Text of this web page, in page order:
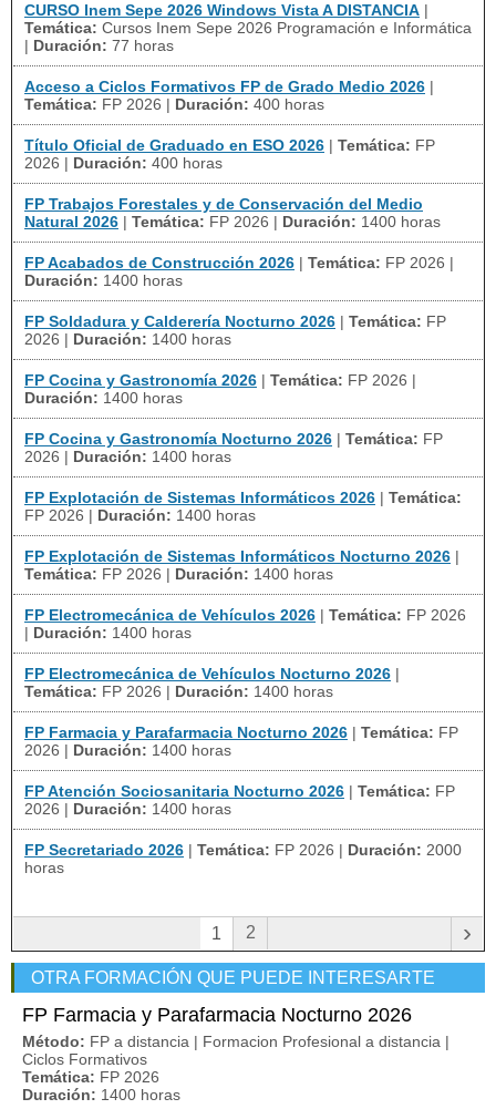
CURSO Inem Sepe 2026 Windows Vista A DISTANCIA |
Temática: Cursos Inem Sepe 2026 Programación e Informática
| Duración: 77 horas
Acceso a Ciclos Formativos FP de Grado Medio 2026 |
Temática: FP 2026 | Duración: 400 horas
Título Oficial de Graduado en ESO 2026 | Temática: FP
2026 | Duración: 400 horas
FP Trabajos Forestales y de Conservación del Medio
Natural 2026 | Temática: FP 2026 | Duración: 1400 horas
FP Acabados de Construcción 2026 | Temática: FP 2026 |
Duración: 1400 horas
FP Soldadura y Calderería Nocturno 2026 | Temática: FP
2026 | Duración: 1400 horas
FP Cocina y Gastronomía 2026 | Temática: FP 2026 |
Duración: 1400 horas
FP Cocina y Gastronomía Nocturno 2026 | Temática: FP
2026 | Duración: 1400 horas
FP Explotación de Sistemas Informáticos 2026 | Temática:
FP 2026 | Duración: 1400 horas
FP Explotación de Sistemas Informáticos Nocturno 2026 |
Temática: FP 2026 | Duración: 1400 horas
FP Electromecánica de Vehículos 2026 | Temática: FP 2026
| Duración: 1400 horas
FP Electromecánica de Vehículos Nocturno 2026 |
Temática: FP 2026 | Duración: 1400 horas
FP Farmacia y Parafarmacia Nocturno 2026 | Temática: FP
2026 | Duración: 1400 horas
FP Atención Sociosanitaria Nocturno 2026 | Temática: FP
2026 | Duración: 1400 horas
FP Secretariado 2026 | Temática: FP 2026 | Duración: 2000
horas
1 2 ›
OTRA FORMACIÓN QUE PUEDE INTERESARTE
FP Farmacia y Parafarmacia Nocturno 2026
Método: FP a distancia | Formacion Profesional a distancia |
Ciclos Formativos
Temática: FP 2026
Duración: 1400 horas